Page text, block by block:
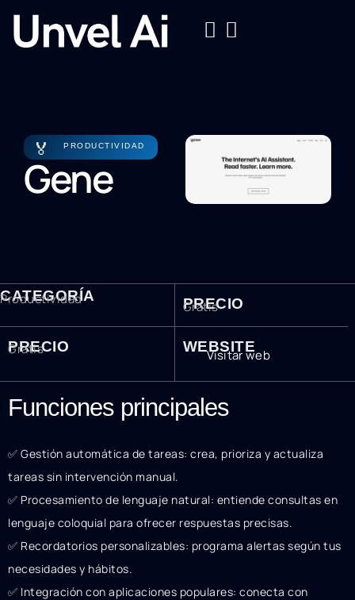
🏅 PRODUCTIVIDAD
Gene
CATEGORÍA
Productividad PRECIO
Gratis
PRECIO
Gratis WEBSITE
Visitar web
Funciones principales
✅ Gestión automática de tareas: crea, prioriza y actualiza
tareas sin intervención manual.
✅ Procesamiento de lenguaje natural: entiende consultas en
lenguaje coloquial para ofrecer respuestas precisas.
✅ Recordatorios personalizables: programa alertas según tus
necesidades y hábitos.
✅ Integración con aplicaciones populares: conecta con